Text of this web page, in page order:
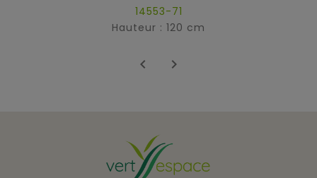
14553-71
Hauteur : 120 cm
 